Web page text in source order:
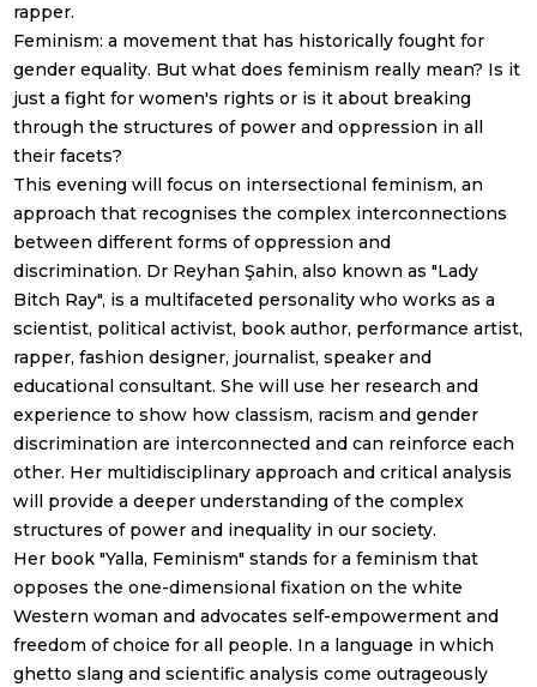
rapper.
Feminism: a movement that has historically fought for
gender equality. But what does feminism really mean? Is it
just a fight for women's rights or is it about breaking
through the structures of power and oppression in all
their facets?
This evening will focus on intersectional feminism, an
approach that recognises the complex interconnections
between different forms of oppression and
discrimination. Dr Reyhan Şahin, also known as "Lady
Bitch Ray", is a multifaceted personality who works as a
scientist, political activist, book author, performance artist,
rapper, fashion designer, journalist, speaker and
educational consultant. She will use her research and
experience to show how classism, racism and gender
discrimination are interconnected and can reinforce each
other. Her multidisciplinary approach and critical analysis
will provide a deeper understanding of the complex
structures of power and inequality in our society.
Her book "Yalla, Feminism" stands for a feminism that
opposes the one-dimensional fixation on the white
Western woman and advocates self-empowerment and
freedom of choice for all people. In a language in which
ghetto slang and scientific analysis come outrageously